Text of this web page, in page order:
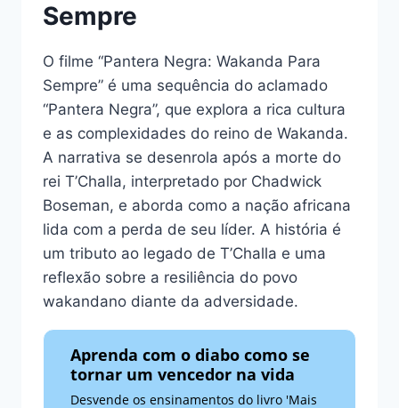
Sempre
O filme “Pantera Negra: Wakanda Para
Sempre” é uma sequência do aclamado
“Pantera Negra”, que explora a rica cultura
e as complexidades do reino de Wakanda.
A narrativa se desenrola após a morte do
rei T’Challa, interpretado por Chadwick
Boseman, e aborda como a nação africana
lida com a perda de seu líder. A história é
um tributo ao legado de T’Challa e uma
reflexão sobre a resiliência do povo
wakandano diante da adversidade.
Aprenda com o diabo como se
tornar um vencedor na vida
Desvende os ensinamentos do livro 'Mais